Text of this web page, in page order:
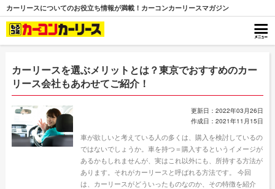
カーリースについてのお役立ち情報が満載！カーコンカーリースマガジン
カーリースを選ぶメリットとは？東京でおすすめのカー
リース会社もあわせてご紹介！
更新日：2022年03月26日
作成日：2021年11月15日
車が欲しいと考えている人の多くは、購入を検討しているの
ではないでしょうか。車を持つ＝購入するというイメージが
あるかもしれませんが、実はこれ以外にも、所持する方法が
あります。それがカーリースと呼ばれる方法です。 今回
は、カーリースがどういったものなのか、その特徴を紹介